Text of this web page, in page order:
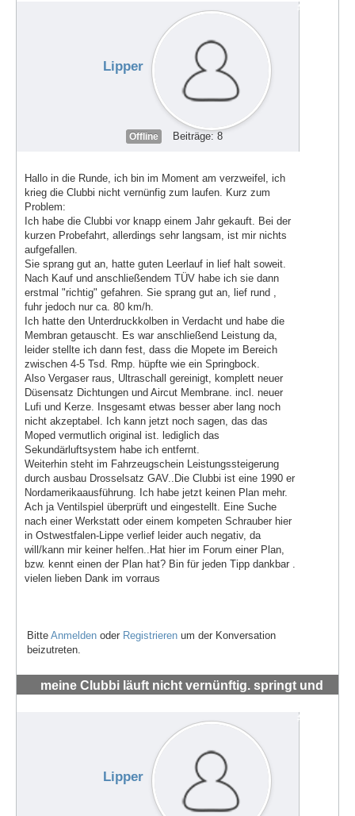
#72001
Lipper
Offline Beiträge: 8
Hallo in die Runde, ich bin im Moment am verzweifel, ich
krieg die Clubbi nicht vernünfig zum laufen. Kurz zum
Problem:
Ich habe die Clubbi vor knapp einem Jahr gekauft. Bei der
kurzen Probefahrt, allerdings sehr langsam, ist mir nichts
aufgefallen.
Sie sprang gut an, hatte guten Leerlauf in lief halt soweit.
Nach Kauf und anschließendem TÜV habe ich sie dann
erstmal "richtig" gefahren. Sie sprang gut an, lief rund ,
fuhr jedoch nur ca. 80 km/h.
Ich hatte den Unterdruckkolben in Verdacht und habe die
Membran getauscht. Es war anschließend Leistung da,
leider stellte ich dann fest, dass die Mopete im Bereich
zwischen 4-5 Tsd. Rmp. hüpfte wie ein Springbock.
Also Vergaser raus, Ultraschall gereinigt, komplett neuer
Düsensatz Dichtungen und Aircut Membrane. incl. neuer
Lufi und Kerze. Insgesamt etwas besser aber lang noch
nicht akzeptabel. Ich kann jetzt noch sagen, das das
Moped vermutlich original ist. lediglich das
Sekundärluftsystem habe ich entfernt.
Weiterhin steht im Fahrzeugschein Leistungssteigerung
durch ausbau Drosselsatz GAV..Die Clubbi ist eine 1990 er
Nordamerikaausführung. Ich habe jetzt keinen Plan mehr.
Ach ja Ventilspiel überprüft und eingestellt. Eine Suche
nach einer Werkstatt oder einem kompeten Schrauber hier
in Ostwestfalen-Lippe verlief leider auch negativ, da
will/kann mir keiner helfen..Hat hier im Forum einer Plan,
bzw. kennt einen der Plan hat? Bin für jeden Tipp dankbar .
vielen lieben Dank im vorraus
Bitte Anmelden oder Registrieren um der Konversation
beizutreten.
meine Clubbi läuft nicht vernünftig. springt und
#72002
Lipper